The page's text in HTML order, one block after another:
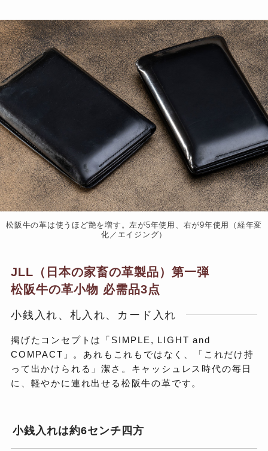
松阪牛の革は使うほど艶を増す。左が5年使用、右が9年使用（経年変
化／エイジング）
JLL（日本の家畜の革製品）第一弾
松阪牛の革小物 必需品3点
小銭入れ、札入れ、カード入れ
掲げたコンセプトは「SIMPLE, LIGHT and
COMPACT」。あれもこれもではなく、「これだけ持
って出かけられる」潔さ。キャッシュレス時代の毎日
に、軽やかに連れ出せる松阪牛の革です。
小銭入れは約6センチ四方